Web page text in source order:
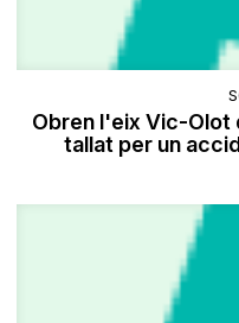
Obren l'eix Vic-Olot
tallat per un